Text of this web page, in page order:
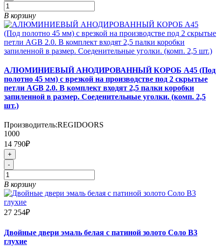
В корзину
АЛЮМИНИЕВЫЙ АНОДИРОВАННЫЙ КОРОБ А45 (Под
полотно 45 мм) с врезкой на производстве под 2 скрытые
петли AGB 2.0. В комплект входят 2,5 палки коробки
запиленной в размер. Соеденительные уголки. (комп. 2,5
шт.)
Производитель:REGIDOORS
1000
14 790₽
+
-
В корзину
27 254₽
Двойные двери эмаль белая с патиной золото Соло В3
глухие